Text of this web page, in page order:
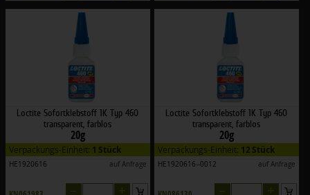
Loctite Sofortklebstoff 1K Typ 460
transparent, farblos
20g
Verpackungs-Einheit: 1 Stück
HE1920616 auf Anfrage
Loctite Sofortklebstoff 1K Typ 460
transparent, farblos
20g
Verpackungs-Einheit: 12 Stück
HE1920616--0012 auf Anfrage